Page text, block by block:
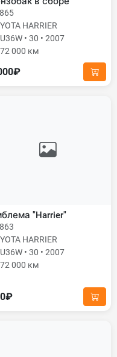
HARRIER
• 30 • 2007
72 000 км
"Harrier"
HARRIER
• 30 • 2007
72 000 км